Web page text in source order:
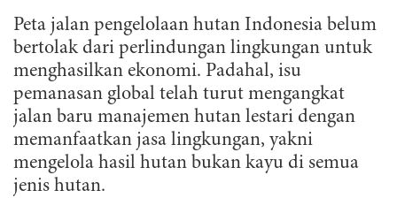
Peta jalan pengelolaan hutan Indonesia belum
bertolak dari perlindungan lingkungan untuk
menghasilkan ekonomi. Padahal, isu
pemanasan global telah turut mengangkat
jalan baru manajemen hutan lestari dengan
memanfaatkan jasa lingkungan, yakni
mengelola hasil hutan bukan kayu di semua
jenis hutan.